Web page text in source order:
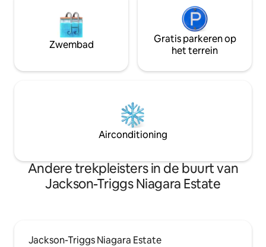
Zwembad
Gratis parkeren op
het terrein
Airconditioning
Andere trekpleisters in de buurt van
Jackson-Triggs Niagara Estate
Jackson-Triggs Niagara Estate